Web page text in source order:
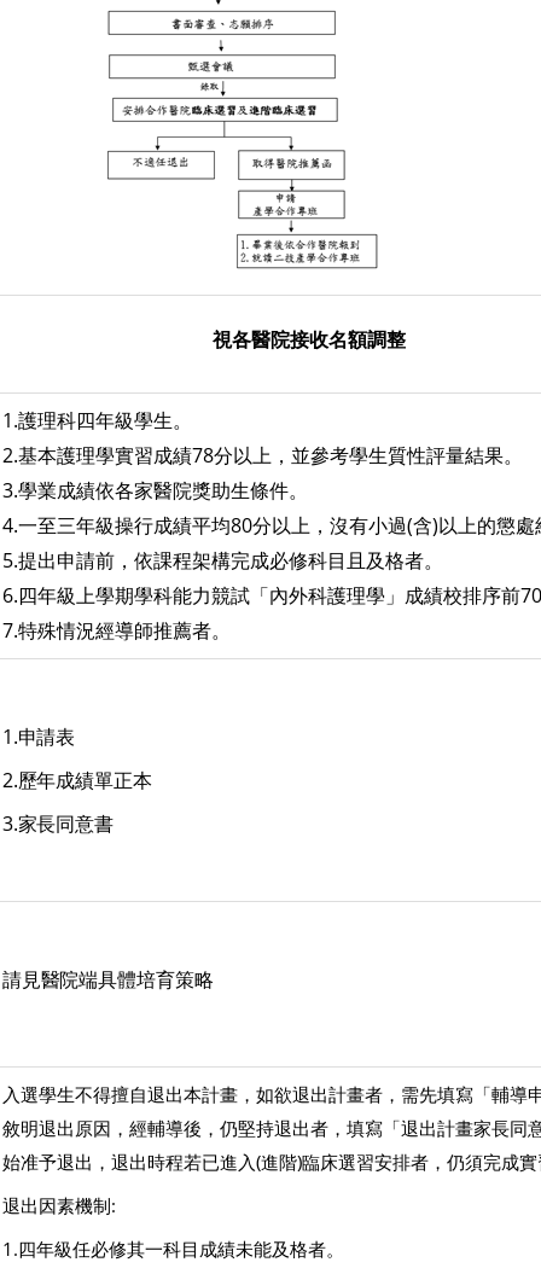
視各醫院接收名額調整
1.護理科四年級學生。
2.基本護理學實習成績78分以上，並參考學生質性評量結果。
3.學業成績依各家醫院獎助生條件。
4.一至三年級操行成績平均80分以上，沒有小過(含)以上的懲處
5.提出申請前，依課程架構完成必修科目且及格者。
6.四年級上學期學科能力競試「內外科護理學」成績校排序前
7.特殊情況經導師推薦者。
1.申請表
2.歷年成績單正本
3.家長同意書
請見醫院端具體培育策略
入選學生不得擅自退出本計畫，如欲退出計畫者，需先填寫「輔導
敘明退出原因，經輔導後，仍堅持退出者，填寫「退出計畫家長同
始准予退出，退出時程若已進入(進階)臨床選習安排者，仍須完成
退出因素機制:
1.四年級任必修其一科目成績未能及格者。